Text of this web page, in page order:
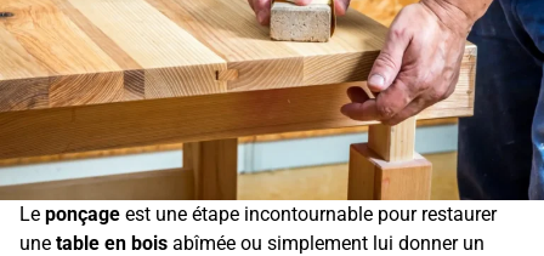
Le ponçage est une étape incontournable pour restaurer
une table en bois abîmée ou simplement lui donner un